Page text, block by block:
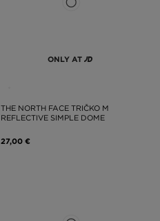
ONLY AT
THE NORTH FACE TRIČKO M
REFLECTIVE SIMPLE DOME
27,00 €